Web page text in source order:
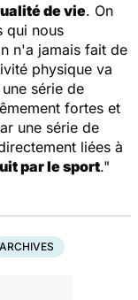
de vie. On
qui nous
n'a jamais fait de
physique va
série de
fortes et
une série de
liées à
par le sport."
ARCHIVES